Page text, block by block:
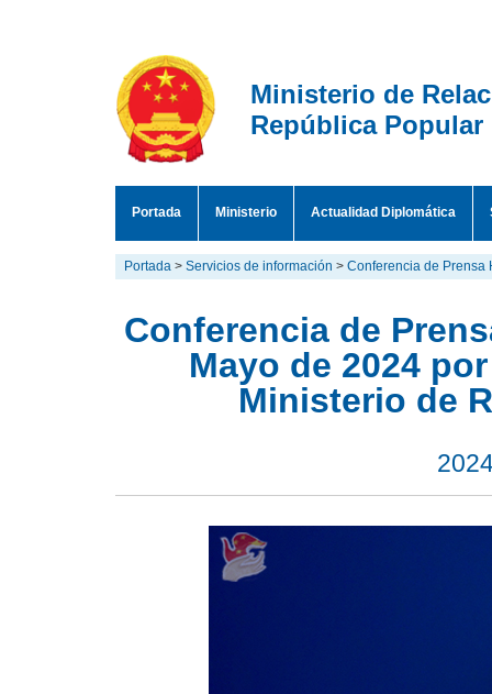
Ministerio de
República Popular
Portada Ministerio Actualidad Diplomática
Portada > Servicios de información > Conferencia de Prensa
Conferencia de
Mayo de 2024
Ministerio de